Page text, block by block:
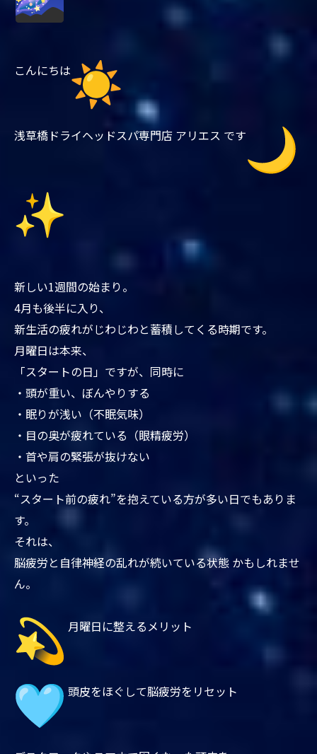
こんにちは
浅草橋ドライヘッドスパ専門店 アリエス です
新しい1週間の始まり。
4月も後半に入り、
新生活の疲れがじわじわと蓄積してくる時期です。
月曜日は本来、
「スタートの日」ですが、同時に
・頭が重い、ぼんやりする
・眠りが浅い（不眠気味）
・目の奥が疲れている（眼精疲労）
・首や肩の緊張が抜けない
といった
“スタート前の疲れ”を抱えている方が多い日でもありま
す。
それは、
脳疲労と自律神経の乱れが続いている状態 かもしれませ
ん。
月曜日に整えるメリット
頭皮をほぐして脳疲労をリセット